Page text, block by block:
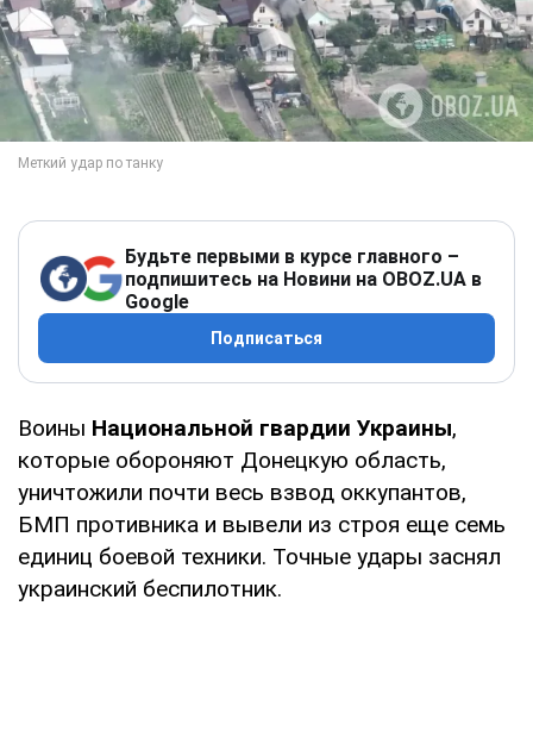
Будьте первыми в курсе главного –
подпишитесь на Новини на OBOZ.UA в
Google
Подписаться
Воины Национальной гвардии Украины,
которые обороняют Донецкую область,
уничтожили почти весь взвод оккупантов,
БМП противника и вывели из строя еще семь
единиц боевой техники. Точные удары заснял
украинский беспилотник.